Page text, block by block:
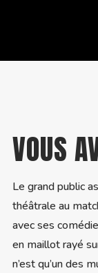
VOUS
Le grand public
théâtrale au
avec ses
en maillot rayé
n’est qu’un des